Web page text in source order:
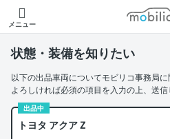
メニュー
モビ
状態・装備を知りたい
以下の出品車両についてモビリコ事務局に
よろしければ必須の項目を入力の上、送信
出品中
トヨタ アクア Z